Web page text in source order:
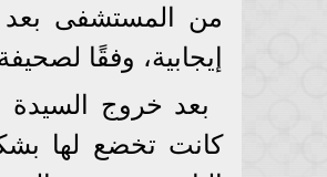
من المستشفى بعد
إيجابية، وفقًا
بعد خروج السيدة